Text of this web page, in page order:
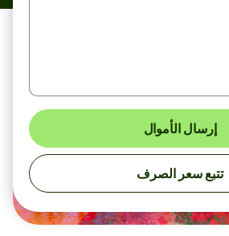
إرسال الأموال
تتبع سعر الصرف